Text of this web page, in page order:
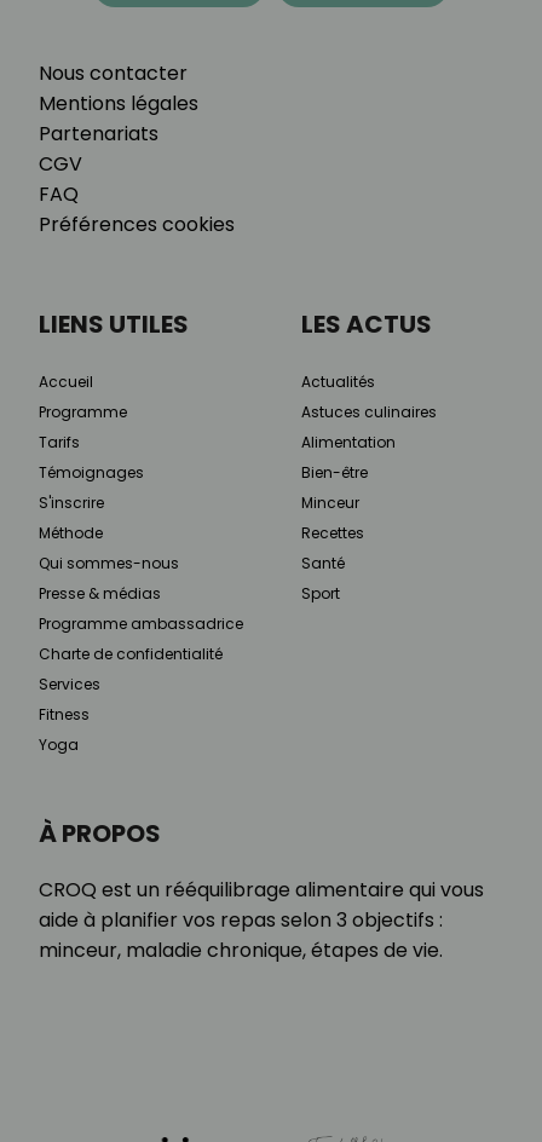
Nous contacter
Mentions légales
Partenariats
CGV
FAQ
Préférences cookies
À PROPOS
CROQ est un rééquilibrage alimentaire qui vous
aide à planifier vos repas selon 3 objectifs :
minceur, maladie chronique, étapes de vie.
LIENS UTILES
Accueil
Programme
Tarifs
Témoignages
S'inscrire
Méthode
Qui sommes-nous
Presse & médias
Programme ambassadrice
Charte de confidentialité
Services
Fitness
Yoga
LES ACTUS
Actualités
Astuces culinaires
Alimentation
Bien-être
Minceur
Recettes
Santé
Sport